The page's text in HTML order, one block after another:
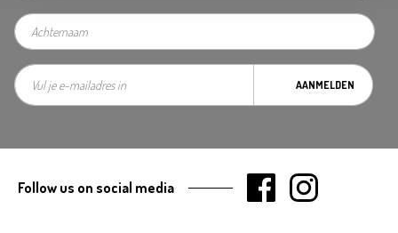
AANMELDEN
Follow us on social media